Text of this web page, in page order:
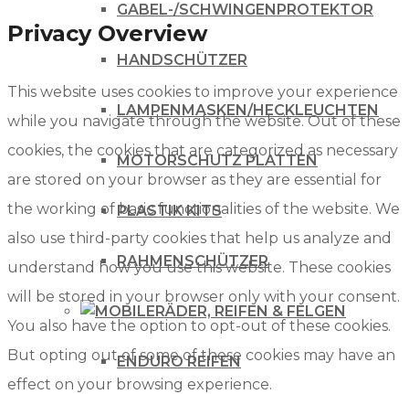
GABEL-/SCHWINGENPROTEKTOR
HANDSCHÜTZER
LAMPENMASKEN/HECKLEUCHTEN
MOTORSCHUTZ PLATTEN
PLASTIK KITS
RAHMENSCHÜTZER
RÄDER, REIFEN & FELGEN
ENDURO REIFEN
Privacy Overview
This website uses cookies to improve your experience
while you navigate through the website. Out of these
cookies, the cookies that are categorized as necessary
are stored on your browser as they are essential for
the working of basic functionalities of the website. We
also use third-party cookies that help us analyze and
understand how you use this website. These cookies
will be stored in your browser only with your consent.
You also have the option to opt-out of these cookies.
But opting out of some of these cookies may have an
effect on your browsing experience.